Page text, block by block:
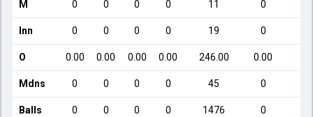
M 0 0 0 0 11 0
Inn 0 0 0 0 19 0
O 0.00 0.00 0.00 0.00 246.00 0.00
Mdns 0 0 0 0 45 0
Balls 0 0 0 0 1476 0